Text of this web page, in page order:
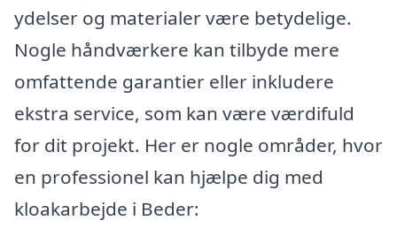
ydelser og materialer være betydelige.
Nogle håndværkere kan tilbyde mere
omfattende garantier eller inkludere
ekstra service, som kan være værdifuld
for dit projekt. Her er nogle områder, hvor
en professionel kan hjælpe dig med
kloakarbejde i Beder: